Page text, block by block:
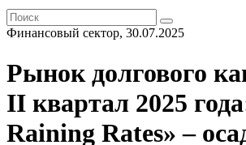
Финансовый сектор, 30.07.2025
Рынок долгового
II квартал 2025
Raining Rates» –